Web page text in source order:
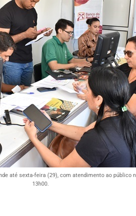
até sexta-feira (29), com atendimento ao público
13h00.